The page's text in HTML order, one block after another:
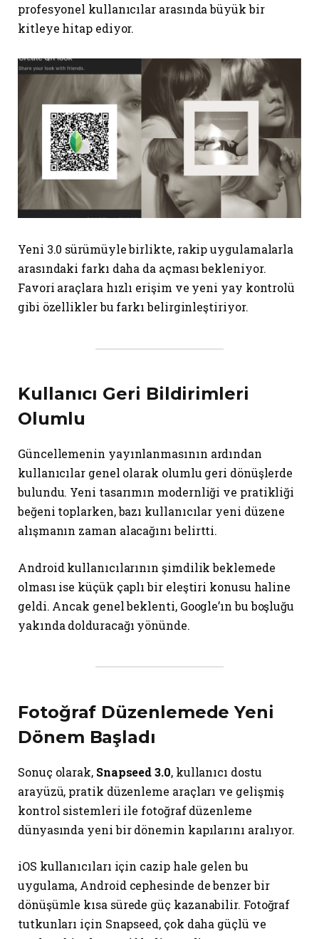
profesyonel kullanıcılar arasında büyük bir
kitleye hitap ediyor.
Yeni 3.0 sürümüyle birlikte, rakip uygulamalarla
arasındaki farkı daha da açması bekleniyor.
Favori araçlara hızlı erişim ve yeni yay kontrolü
gibi özellikler bu farkı belirginleştiriyor.
Kullanıcı Geri Bildirimleri
Olumlu
Güncellemenin yayınlanmasının ardından
kullanıcılar genel olarak olumlu geri dönüşlerde
bulundu. Yeni tasarımın modernliği ve pratikliği
beğeni toplarken, bazı kullanıcılar yeni düzene
alışmanın zaman alacağını belirtti.
Android kullanıcılarının şimdilik beklemede
olması ise küçük çaplı bir eleştiri konusu haline
geldi. Ancak genel beklenti, Google’ın bu boşluğu
yakında dolduracağı yönünde.
Fotoğraf Düzenlemede Yeni
Dönem Başladı
Sonuç olarak, Snapseed 3.0, kullanıcı dostu
arayüzü, pratik düzenleme araçları ve gelişmiş
kontrol sistemleri ile fotoğraf düzenleme
dünyasında yeni bir dönemin kapılarını aralıyor.
iOS kullanıcıları için cazip hale gelen bu
uygulama, Android cephesinde de benzer bir
dönüşümle kısa sürede güç kazanabilir. Fotoğraf
tutkunları için Snapseed, çok daha güçlü ve